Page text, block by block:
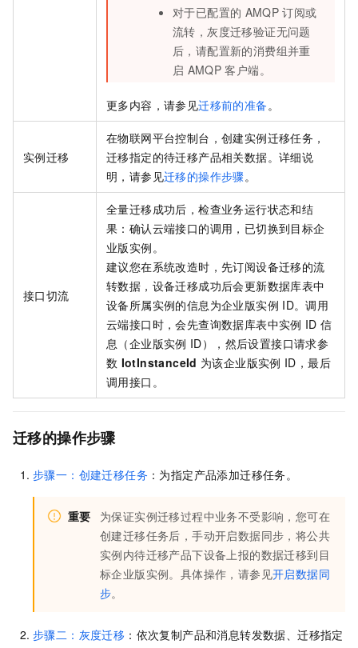
对于已配置的 AMQP 订阅或
流转，灰度迁移验证无问题
后，请配置新的消费组并重
启 AMQP 客户端。
更多内容，请参见迁移前的准备。
实例迁移
在物联网平台控制台，创建实例迁移任务，
迁移指定的待迁移产品相关数据。详细说
明，请参见迁移的操作步骤。
接口切流
全量迁移成功后，检查业务运行状态和结
果：确认云端接口的调用，已切换到目标企
业版实例。
建议您在系统改造时，先订阅设备迁移的流
转数据，设备迁移成功后会更新数据库表中
设备所属实例的信息为企业版实例 ID。调用
云端接口时，会先查询数据库表中实例 ID 信
息（企业版实例 ID），然后设置接口请求参
数 IotInstanceId 为该企业版实例 ID，最后
调用接口。
迁移的操作步骤
步骤一：创建迁移任务 ：为指定产品添加迁移任务。
重要
为保证实例迁移过程中业务不受影响，您可在
创建迁移任务后，手动开启数据同步，将公共
实例内待迁移产品下设备上报的数据迁移到目
标企业版实例。具体操作，请参见开启数据同
步。
步骤二：灰度迁移 ：依次复制产品和消息转发数据、迁移指定